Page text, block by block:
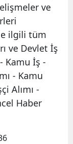
ve
ilgili tüm
ve Devlet İş
Kamu İş -
- Kamu
Alımı -
Haber